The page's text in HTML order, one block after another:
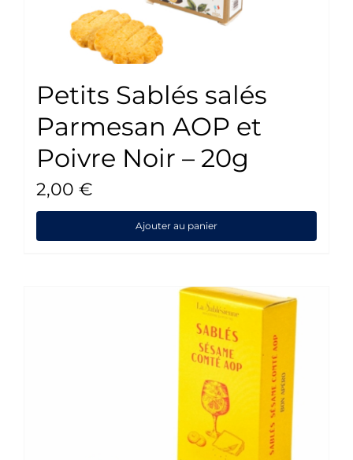
Petits Sablés salés
Parmesan AOP et
Poivre Noir – 20g
2,00 €
Ajouter au panier